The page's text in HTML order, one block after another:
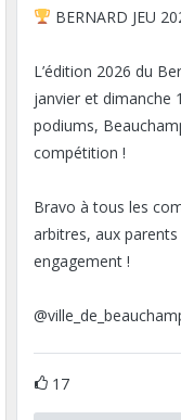
BERNARD JEU
L’édition 2026 du
janvier et dimanche
podiums,
compétition !
Bravo à tous les
arbitres, aux
engagement !
17